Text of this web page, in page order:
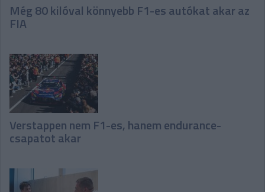
Még 80 kilóval könnyebb F1-es autókat akar az
FIA
Verstappen nem F1-es, hanem endurance-
csapatot akar